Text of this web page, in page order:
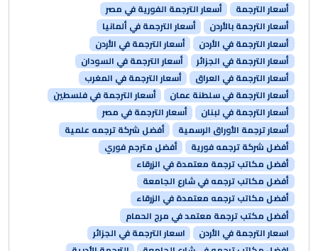
أسعار الترجمة
أسعار الترجمة الفورية في مصر
أسعار الترجمة بالأردن
أسعار الترجمة في ألمانيا
أسعار الترجمة في الأردن
أسعار الترجمة في الأردن
أسعار الترجمة في الجزائر
أسعار الترجمة في السودان
أسعار الترجمة في العراق
أسعار الترجمة في المغرب
أسعار الترجمة في سلطنة عمان
أسعار الترجمة في فلسطين
أسعار الترجمة في لبنان
أسعار الترجمة في مصر
أسعار ترجمة الأوراق الرسمية
أفضل شركة ترجمه علمية
أفضل شركة ترجمه فورية
أفضل مترجم فوري
أفضل مكاتب ترجمة معتمدة في الزرقاء
أفضل مكاتب ترجمه في شارع الجامعة
أفضل مكاتب ترجمه معتمدة في الزرقاء
أفضل مكتب ترجمة معتمد في مرج الحمام
اسعار الترجمة في الأردن
اسعار الترجمة في الجزائر